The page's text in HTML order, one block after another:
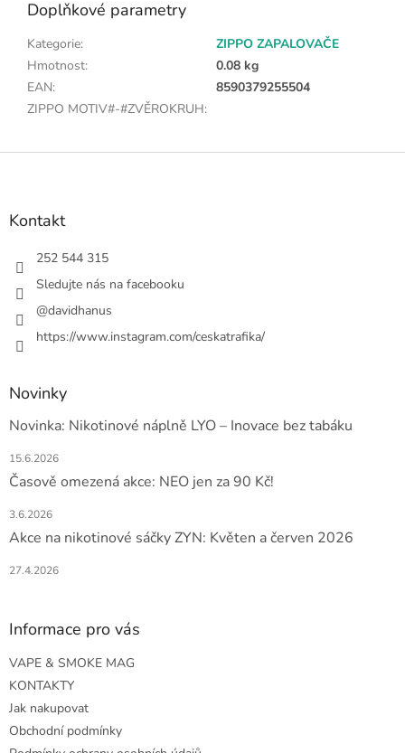
Doplňkové parametry
Kategorie:
ZIPPO ZAPALOVAČE
Hmotnost:
0.08 kg
EAN:
8590379255504
ZIPPO MOTIV#-#ZVĚROKRUH:
Z
Kontakt
252 544 315
Sledujte nás na facebooku
@davidhanus
https://www.instagram.com/ceskatrafika/
Novinky
Novinka: Nikotinové náplně LYO – Inovace bez tabáku
15.6.2026
Časově omezená akce: NEO jen za 90 Kč!
3.6.2026
Akce na nikotinové sáčky ZYN: Květen a červen 2026
27.4.2026
Informace pro vás
VAPE & SMOKE MAG
KONTAKTY
Jak nakupovat
Obchodní podmínky